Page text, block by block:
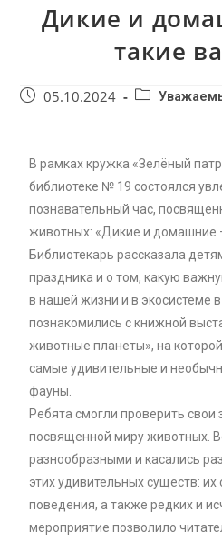
Дикие и
такие
05.10.2024
В рамках кружка «Зелёный
библиотеке № 19 состоялся
познавательный час,
животных: «Дикие и домашние
Библиотекарь рассказала
праздника и о том, какую
в нашей жизни и в экосистеме
познакомились с книжной
животные планеты», на
самые удивительные и
фауны.
Ребята смогли проверить свои
посвященной миру животных.
разнообразными и касались
этих удивительных существ:
поведения, а также редких и
мероприятие позволило